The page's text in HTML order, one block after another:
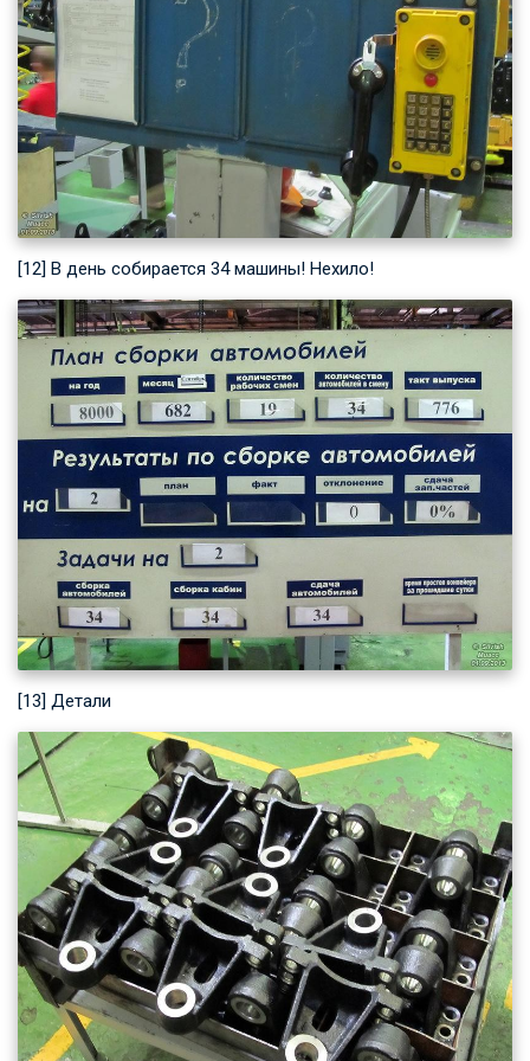
[12] В день собирается 34 машины! Нехило!
[13] Детали